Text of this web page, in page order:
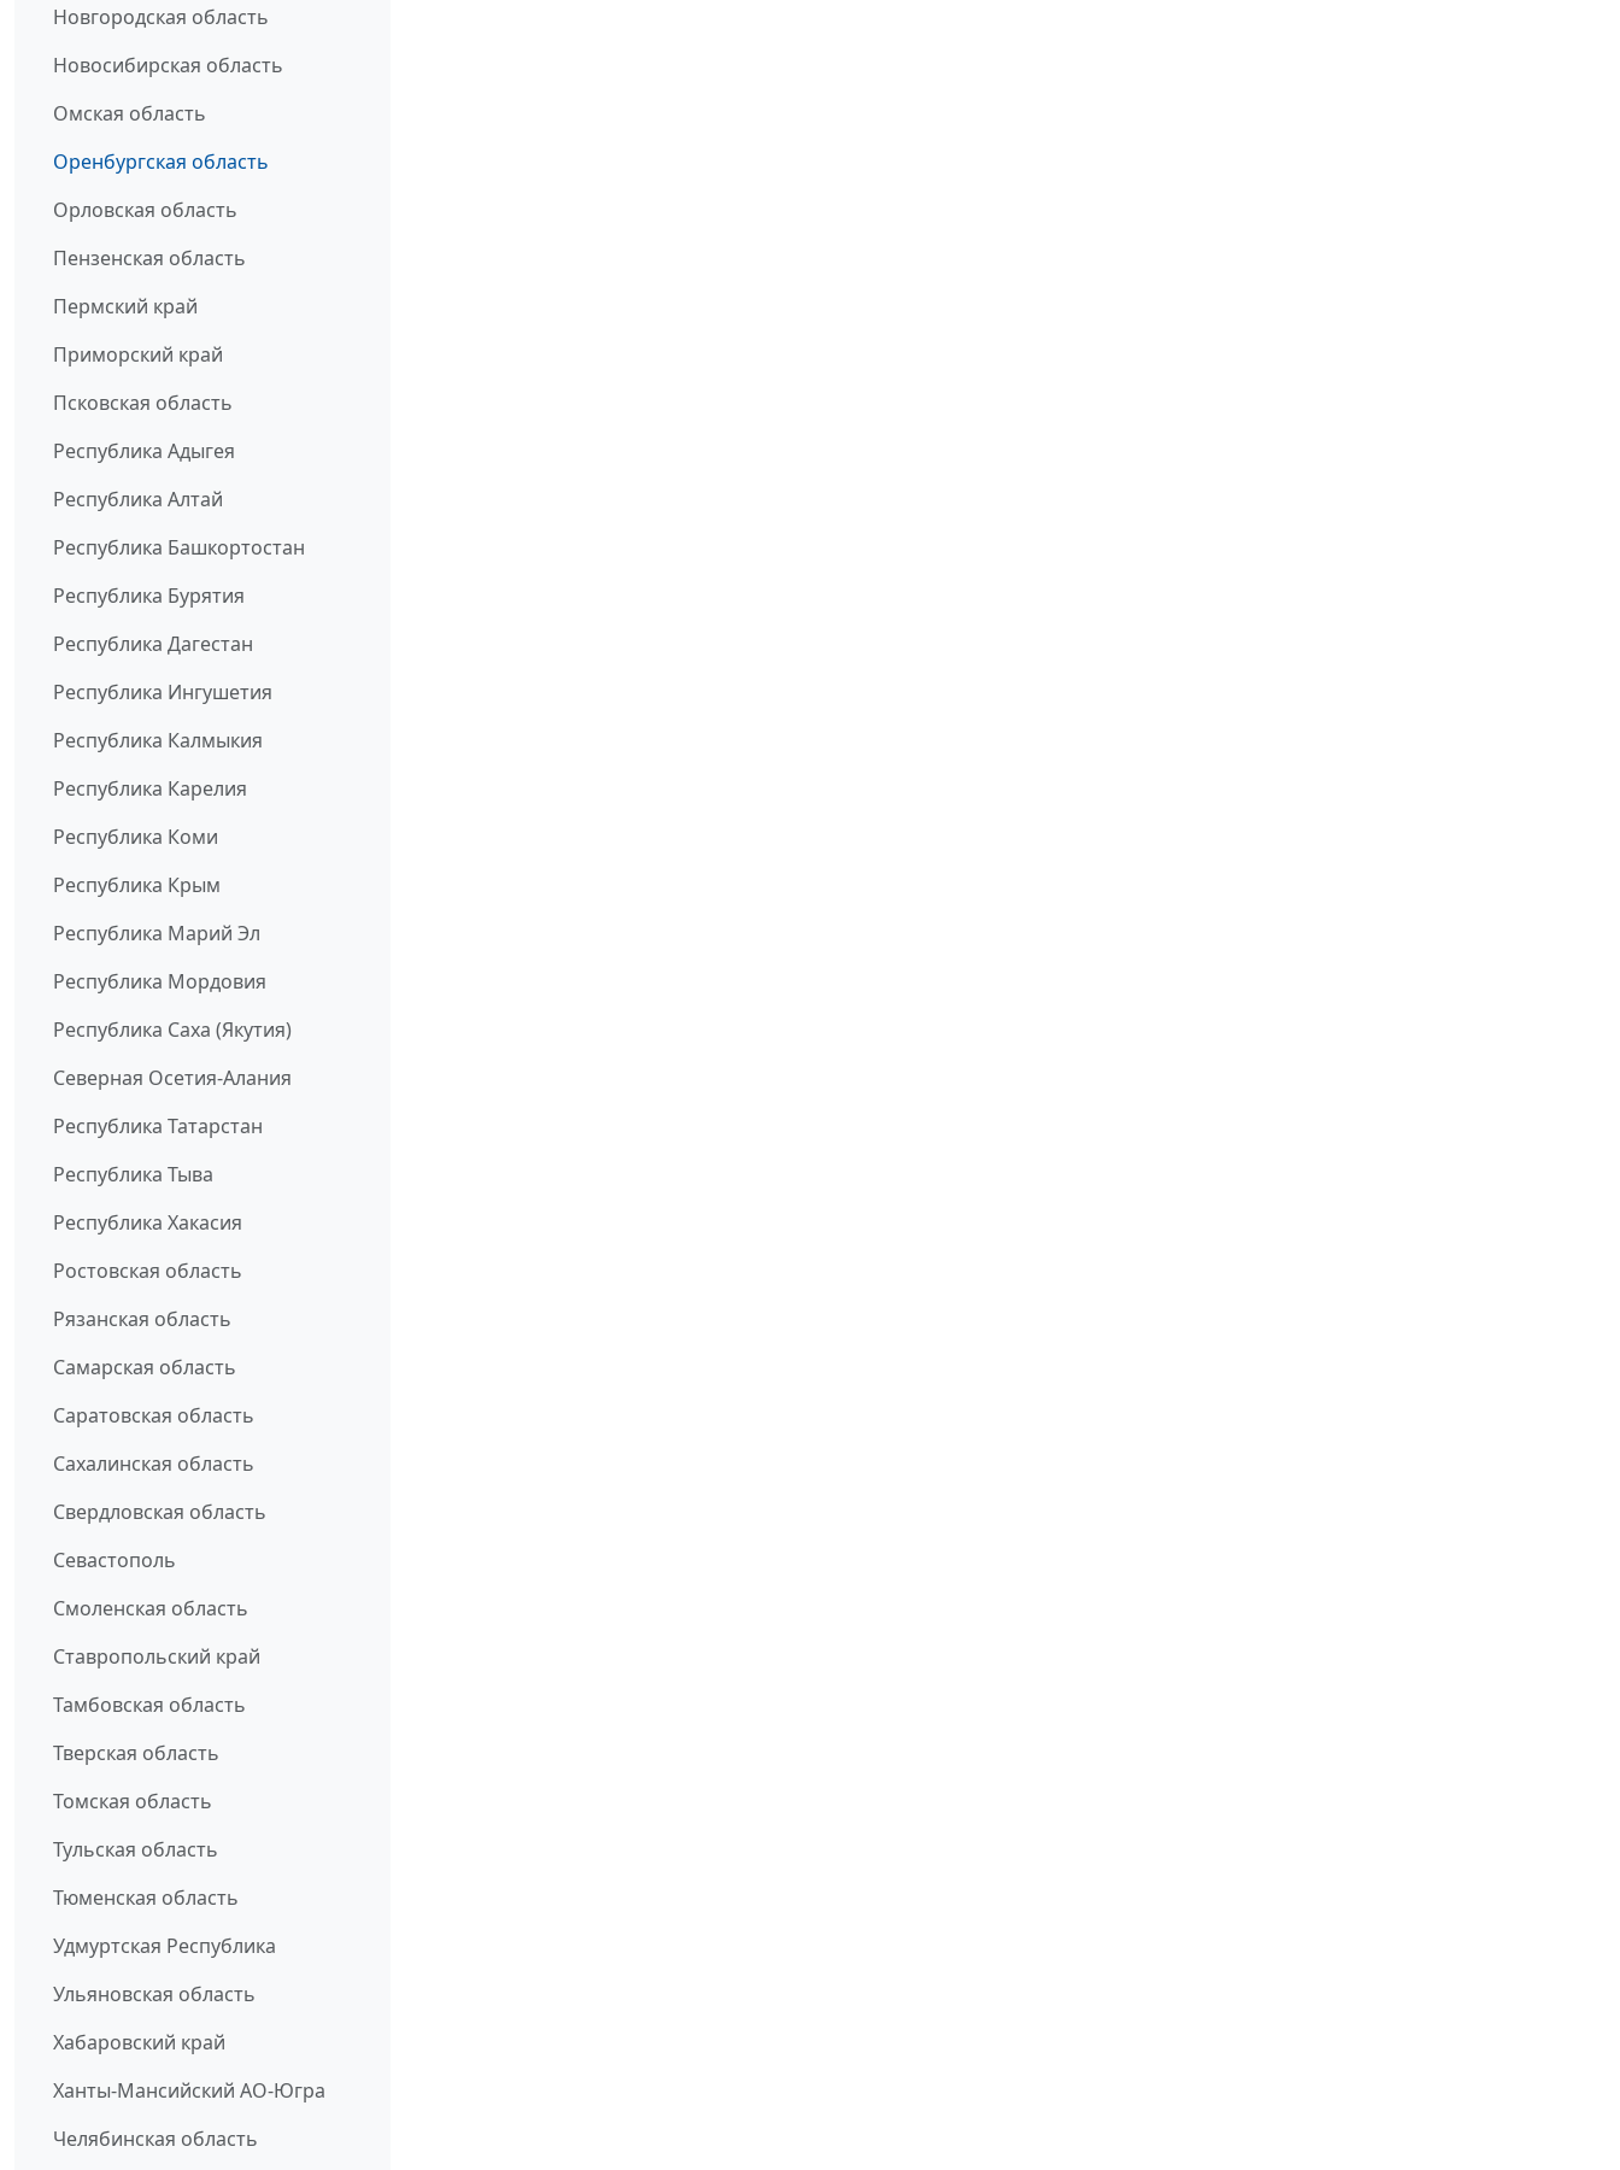
Новгородская область
Новосибирская область
Омская область
Оренбургская область
Орловская область
Пензенская область
Пермский край
Приморский край
Псковская область
Республика Адыгея
Республика Алтай
Республика Башкортостан
Республика Бурятия
Республика Дагестан
Республика Ингушетия
Республика Калмыкия
Республика Карелия
Республика Коми
Республика Крым
Республика Марий Эл
Республика Мордовия
Республика Саха (Якутия)
Северная Осетия-Алания
Республика Татарстан
Республика Тыва
Республика Хакасия
Ростовская область
Рязанская область
Самарская область
Саратовская область
Сахалинская область
Свердловская область
Севастополь
Смоленская область
Ставропольский край
Тамбовская область
Тверская область
Томская область
Тульская область
Тюменская область
Удмуртская Республика
Ульяновская область
Хабаровский край
Ханты-Мансийский АО-Югра
Челябинская область